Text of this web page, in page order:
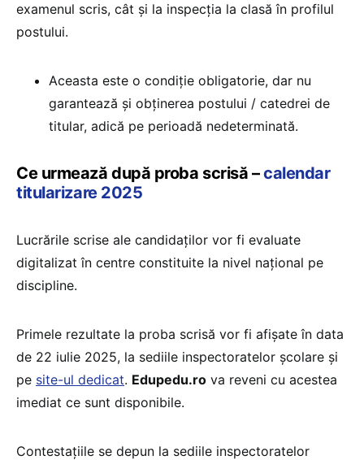
examenul scris, cât și la inspecția la clasă în profilul
postului.
Aceasta este o condiție obligatorie, dar nu
garantează și obținerea postului / catedrei de
titular, adică pe perioadă nedeterminată.
Ce urmează după proba scrisă –calendar
titularizare 2025
Lucrările scrise ale candidaților vor fi evaluate
digitalizat în centre constituite la nivel național pe
discipline.
Primele rezultate la proba scrisă vor fi afișate în data
de 22 iulie 2025, la sediile inspectoratelor şcolare şi
pe site-ul dedicat. Edupedu.ro va reveni cu acestea
imediat ce sunt disponibile.
Contestaţiile se depun la sediile inspectoratelor